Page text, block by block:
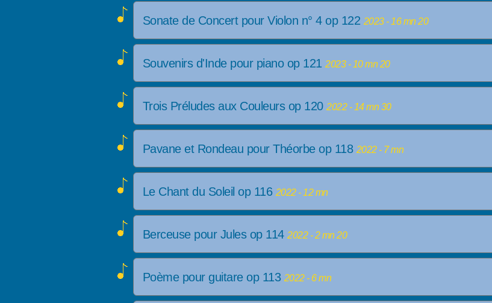
Sonate de Concert pour Violon n° 4 op 122 2023 - 16 mn 20
Souvenirs d'Inde pour piano op 1212023 - 10 mn 20
Trois Préludes aux Couleurs op 1202022 - 14 mn 30
Pavane et Rondeau pour Théorbe op 118 2022 - 7 mn
Le Chant du Soleil op 116 2022 - 12 mn
Berceuse pour Jules op 1142022 - 2 mn 20
Poème pour guitare op 113 2022 - 6 mn